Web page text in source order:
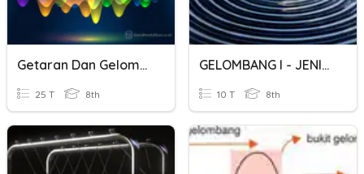
Getaran Dan Gelombang
25 T 8th
GELOMBANG I - JENIS GELOMBANG
10 T 8th